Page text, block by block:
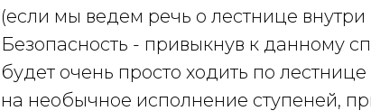
(если мы ведем речь о лестнице
Безопасность - привыкнув к данному
будет очень просто ходить по
на необычное исполнение ступеней,